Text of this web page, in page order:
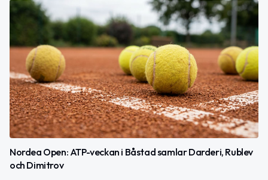
Nordea Open: ATP-veckan i Båstad samlar Darderi, Rublev
och Dimitrov